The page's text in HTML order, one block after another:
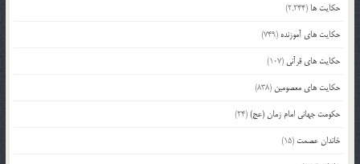
حکایت ها (2,244)
حکایت های آموزنده (749)
حکایت های قرآنی (107)
حکایت های معصومین (838)
حکومت جهانی امام زمان (عج)(24)
خاندان عصمت (15)